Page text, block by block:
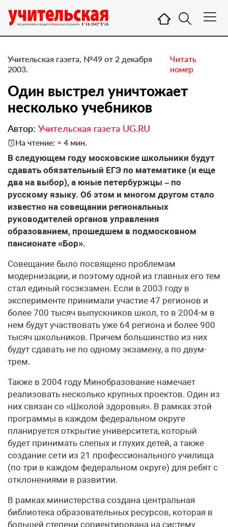
Учительская газета, №49 от 2 декабря
2003.
Читать
номер
Один выстрел уничтожает
несколько учебников
Автор: Учительская газета UG.RU
На чтение: ≈ 4 мин.
В следующем году московские школьники будут
сдавать обязательный ЕГЭ по математике (и еще
два на выбор), а юные петербуржцы – по
русскому языку. Об этом и многом другом стало
известно на совещании региональных
руководителей органов управления
образованием, прошедшем в подмосковном
пансионате «Бор».
Совещание было посвящено проблемам
модернизации, и поэтому одной из главных его тем
стал единый госэкзамен. Если в 2003 году в
эксперименте принимали участие 47 регионов и
более 700 тысяч выпускников школ, то в 2004-м в
нем будут участвовать уже 64 региона и более 900
тысяч школьников. Причем большинство из них
будут сдавать не по одному экзамену, а по двум-
трем.
Также в 2004 году Минобразование намечает
реализовать несколько крупных проектов. Один из
них связан со «Школой здоровья». В рамках этой
программы в каждом федеральном округе
планируется открытие университета, который
будет принимать слепых и глухих детей, а также
создание сети из 21 профессионального училища
(по три в каждом федеральном округе) для ребят с
отклонениями в развитии.
В рамках министерства создана центральная
библиотека образовательных ресурсов, которая в
большей степени сориентирована на систему